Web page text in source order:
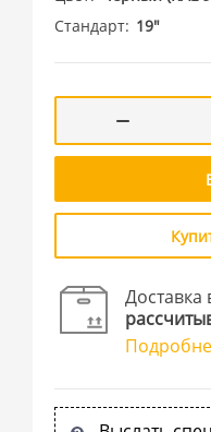
Стандарт 19"
Доставка